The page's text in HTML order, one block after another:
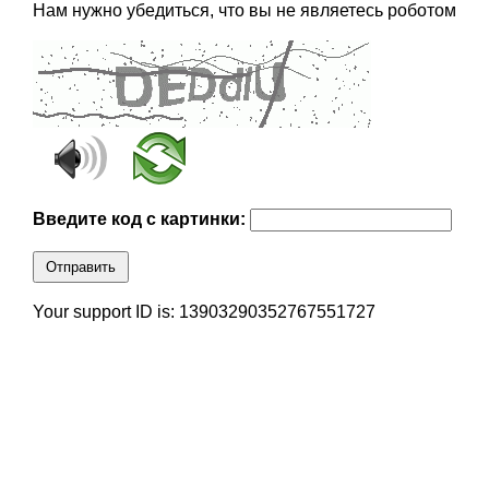
Нам нужно убедиться, что вы не являетесь роботом
Введите код с картинки:
Отправить
Your support ID is: 13903290352767551727